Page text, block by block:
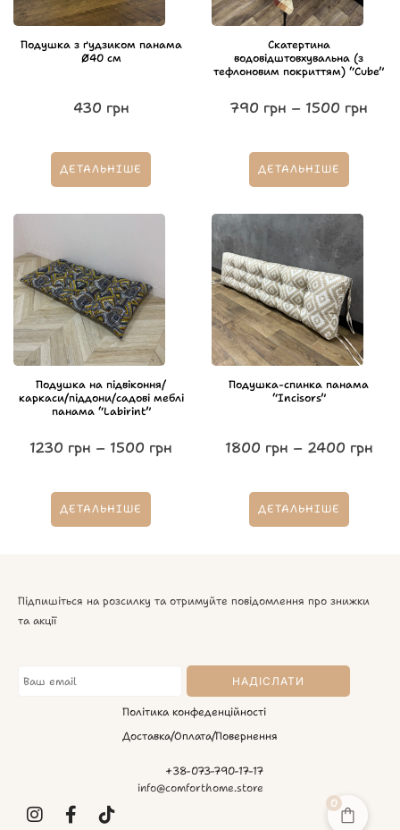
Подушка з ґудзиком панама
Ø40 см
430 грн
ДЕТАЛЬНІШЕ
Скатертина
водовідштовхувальна (з
тефлоновим покриттям) “Cube”
790 грн – 1500 грн
ДЕТАЛЬНІШЕ
Подушка на підвіконня/
каркаси/піддони/садові меблі
панама “Labirint”
1230 грн – 1500 грн
ДЕТАЛЬНІШЕ
Подушка-спинка панама
“Incisors”
1800 грн – 2400 грн
ДЕТАЛЬНІШЕ
Підпишіться на розсилку та отримуйте повідомлення про знижки
та акції
Політика конфеденційності
Доставка/Оплата/Повернення
+38-073-790-17-17
info@comforthome.store
0